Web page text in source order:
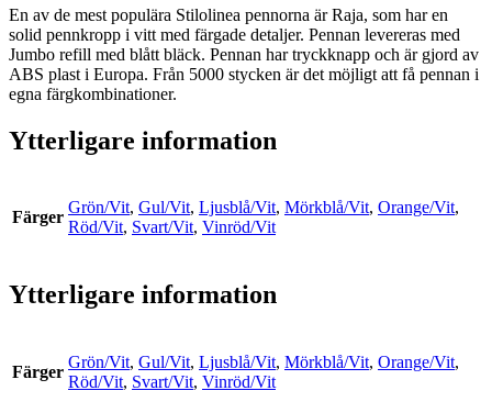
En av de mest populära Stilolinea pennorna är Raja, som har en
solid pennkropp i vitt med färgade detaljer. Pennan levereras med
Jumbo refill med blått bläck. Pennan har tryckknapp och är gjord av
ABS plast i Europa. Från 5000 stycken är det möjligt att få pennan i
egna färgkombinationer.
Ytterligare information
Färger
Grön/Vit, Gul/Vit, Ljusblå/Vit, Mörkblå/Vit, Orange/Vit,
Röd/Vit, Svart/Vit, Vinröd/Vit
Ytterligare information
Färger
Grön/Vit, Gul/Vit, Ljusblå/Vit, Mörkblå/Vit, Orange/Vit,
Röd/Vit, Svart/Vit, Vinröd/Vit